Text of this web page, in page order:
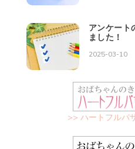
アンケート
ました！
2025-03-10
>> ハートフルバ